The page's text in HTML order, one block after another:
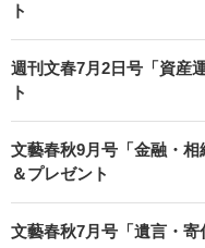
ト
週刊文春7月2日号「資産
ト
文藝春秋9月号「金融・
＆プレゼント
文藝春秋7月号「遺言・